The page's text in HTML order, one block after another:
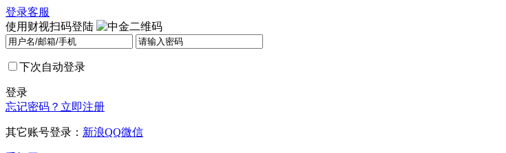
登录客服
使用财视扫码登陆
下次自动登录
登录
忘记密码？ 立即注册
其它账号登录： 新浪QQ微信